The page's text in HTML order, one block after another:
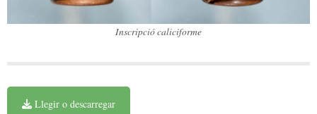
Inscripció caliciforme
Llegir o descarregar